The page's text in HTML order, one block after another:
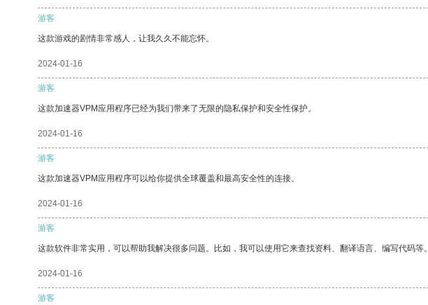
游客
这款游戏的剧情非常感人，让我久久不能忘怀。
2024-01-16
游客
这款加速器VPM应用程序已经为我们带来了无限的隐私保护和安全性保护。
2024-01-16
游客
这款加速器VPM应用程序可以给你提供全球覆盖和最高安全性的连接。
2024-01-16
游客
这款软件非常实用，可以帮助我解决很多问题。比如，我可以使用它来查找资料、翻译语言、编写代码等。
2024-01-16
游客